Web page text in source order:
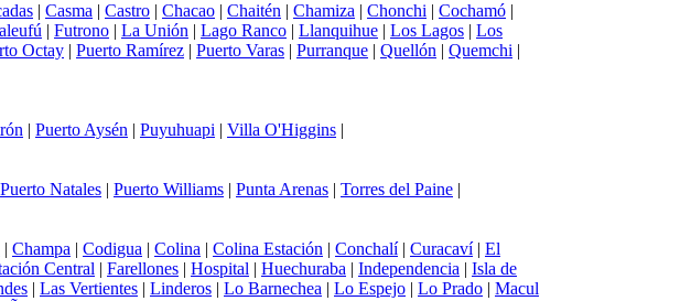
| Casma | Castro | Chacao | Chaitén | Chamiza | Chonchi | Cochamó |
| Futrono | La Unión | Lago Ranco | Llanquihue | Los Lagos | Los
Octay | Puerto Ramírez | Puerto Varas | Purranque | Quellón | Quemchi |
| Puerto Aysén | Puyuhuapi | Villa O'Higgins |
Puerto Natales | Puerto Williams | Punta Arenas | Torres del Paine |
| Champa | Codigua | Colina | Colina Estación | Conchalí| Curacaví| El
Central | Farellones | Hospital | Huechuraba | Independencia | Isla de
| Las Vertientes | Linderos | Lo Barnechea | Lo Espejo | Lo Prado | Macul